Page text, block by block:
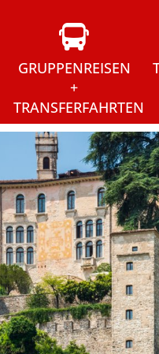
GRUPPENREISEN
+
TRANSFERFAHRTEN
+